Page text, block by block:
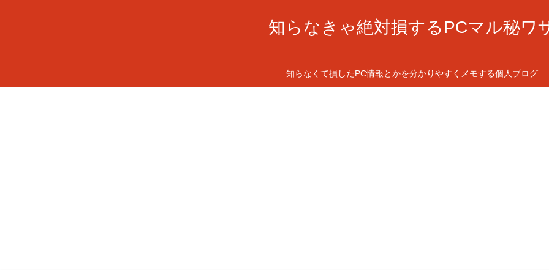
知らなきゃ絶対損するPCマル秘ワ
知らなくて損したPC情報とかを分かりやすくメモする個人ブログ